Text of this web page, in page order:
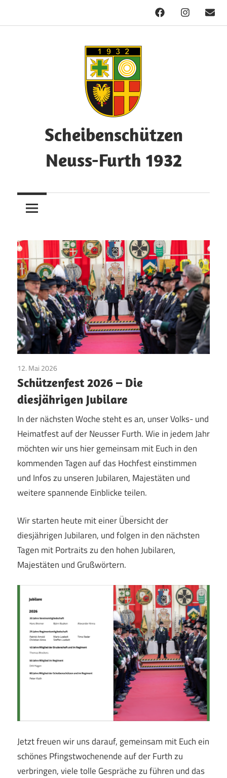
FacebookInstagram
Mail
Scheibenschützen
Neuss-Furth 1932
Willkommen!
12. Mai 2026
Schützenfest 2026 – Die
diesjährigen Jubilare
In der nächsten Woche steht es an, unser Volks- und
Heimatfest auf der Neusser Furth. Wie in jedem Jahr
möchten wir uns hier gemeinsam mit Euch in den
kommenden Tagen auf das Hochfest einstimmen
und Infos zu unseren Jubilaren, Majestäten und
weitere spannende Einblicke teilen.
Wir starten heute mit einer Übersicht der
diesjährigen Jubilaren, und folgen in den nächsten
Tagen mit Portraits zu den hohen Jubilaren,
Majestäten und Grußwörtern.
Jetzt freuen wir uns darauf, gemeinsam mit Euch ein
schönes Pfingstwochenende auf der Furth zu
verbringen, viele tolle Gespräche zu führen und das